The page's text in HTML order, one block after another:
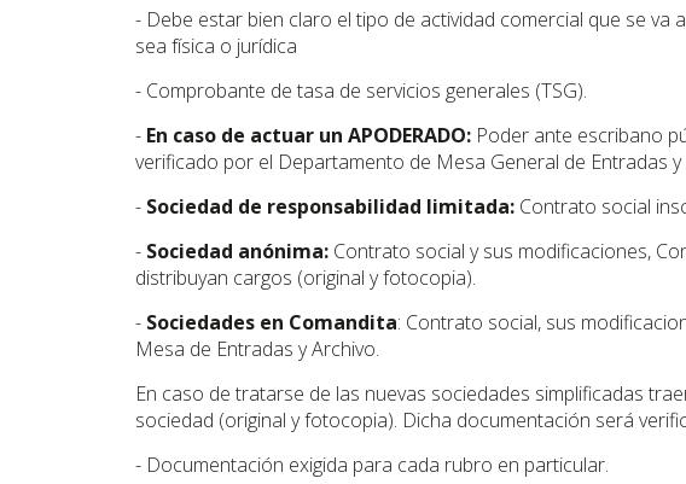
- Debe estar bien claro el tipo de actividad comercial que se
sea física o jurídica
- Comprobante de tasa de servicios generales (TSG).
- En caso de actuar un APODERADO: Poder ante escribano
verificado por el Departamento de Mesa General de Entradas y
- Sociedad de responsabilidad limitada: Contrato social
- Sociedad anónima: Contrato social y sus modificaciones,
distribuyan cargos (original y fotocopia).
- Sociedades en Comandita: Contrato social, sus
Mesa de Entradas y Archivo.
En caso de tratarse de las nuevas sociedades simplificadas
sociedad (original y fotocopia). Dicha documentación será
- Documentación exigida para cada rubro en particular.